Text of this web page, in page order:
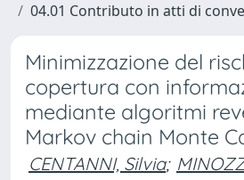
04.01 Contributo in atti di
Minimizzazione del
copertura con
mediante algoritmi
Markov chain Monte
CENTANNI, Silvia;